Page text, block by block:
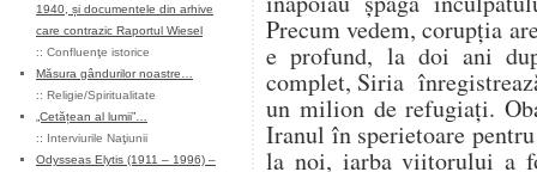
1940, și documentele din arhive
care contrazic Raportul Wiesel
:: Confluenţe istorice
Măsura gândurilor noastre…
:: Religie/Spiritualitate
„Cetățean al lumii”…
:: Interviurile Naţiunii
Odysseas Elytis (1911 – 1996) –
Precum vedem, corupţia
e profund, la doi ani
complet, Siria
un milion de refugiaţi.
Iranul în sperietoare
la noi, iarba viitorului a